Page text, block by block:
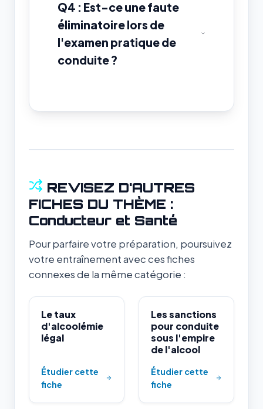
Q4 : Est-ce une faute
éliminatoire lors de
l'examen pratique de
conduite ?
REVISEZ D'AUTRES
FICHES DU THÈME :
Conducteur et Santé
Pour parfaire votre préparation, poursuivez
votre entraînement avec ces fiches
connexes de la même catégorie :
Le taux
d'alcoolémie
légal
Étudier cette
fiche
Les sanctions
pour conduite
sous l'empire
de l'alcool
Étudier cette
fiche